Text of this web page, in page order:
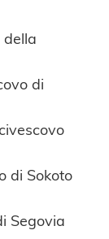
della
di
di Sokoto
Segovia